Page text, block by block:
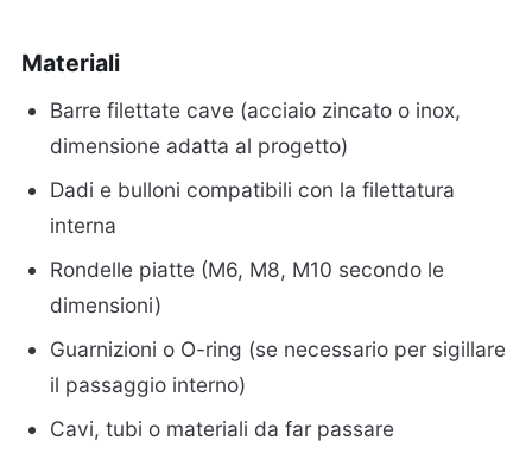
Materiali
Barre filettate cave (acciaio zincato o inox,
dimensione adatta al progetto)
Dadi e bulloni compatibili con la filettatura
interna
Rondelle piatte (M6, M8, M10 secondo le
dimensioni)
Guarnizioni o O-ring (se necessario per sigillare
il passaggio interno)
Cavi, tubi o materiali da far passare